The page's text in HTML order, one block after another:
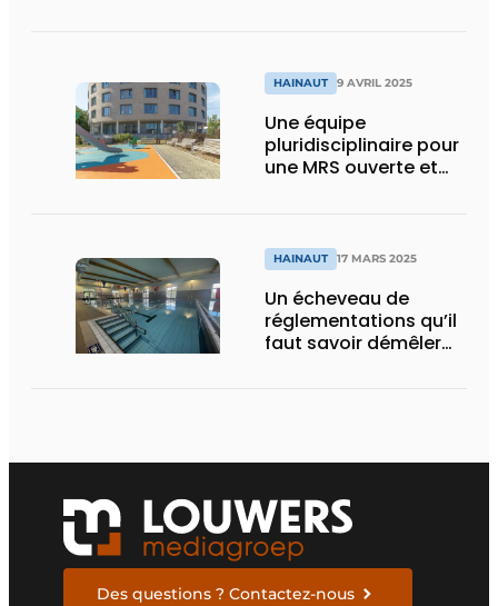
HAINAUT 9 AVRIL 2025
Une équipe
pluridisciplinaire pour
une MRS ouverte et
HAINAUT 17 MARS 2025
Un écheveau de
réglementations qu’il
faut savoir démêler
Des questions ? Contactez-nous